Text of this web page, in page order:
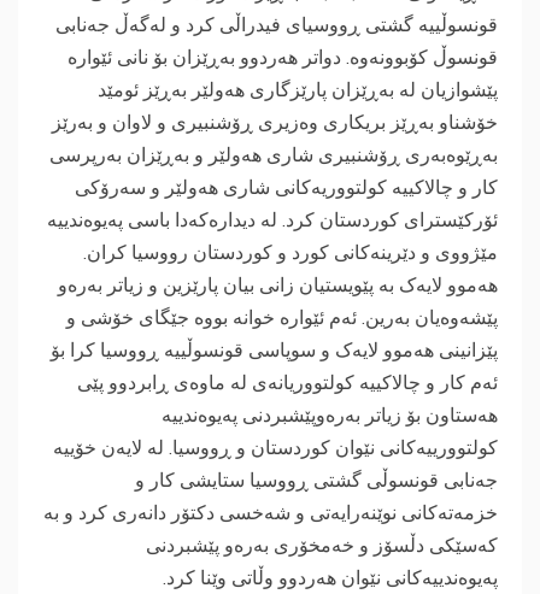
قونسوڵییە گشتی ڕووسیای فیدراڵی کرد و لەگەڵ جەنابی
قونسوڵ کۆبوونەوە. دواتر هەردوو بەڕێزان بۆ نانی ئێوارە
پێشوازیان لە بەڕێزان پارێزگاری هەولێر بەڕێز ئومێد
خۆشناو بەڕێز بریکاری وەزیری ڕۆشنبیری و لاوان و بەرێز
بەڕێوەبەری ڕۆشنبیری شاری هەولێر و بەڕێزان بەرپرسی
کار و چالاکییە کولتووریەکانی شاری هەولێر و سەرۆکی
ئۆرکێسترای کوردستان کرد. لە دیدارەکەدا باسی پەیوەندییە
مێژووی و دێرینەکانی کورد و کوردستان رووسیا کران.
هەموو لایەک بە پێویستیان زانی بیان پارێزین و زیاتر بەرەو
پێشەوەیان بەرین. ئەم ئێوارە خوانە بووە جێگای خۆشی و
پێزانینی هەموو لایەک و سوپاسی قونسوڵییە ڕووسیا کرا بۆ
ئەم کار و چالاکییە کولتووریانەی لە ماوەی ڕابردوو پێی
هەستاون بۆ زیاتر بەرەوپێشبردنی پەیوەندییە
کولتوورییەکانی نێوان کوردستان و ڕووسیا. لە لایەن خۆییە
جەنابی قونسوڵی گشتی ڕووسیا ستایشی کار و
خزمەتەکانی نوێنەرایەتی و شەخسی دکتۆر دانەری کرد و بە
کەسێکی دڵسۆز و خەمخۆری بەرەو پێشبردنی
پەیوەندییەکانی نێوان هەردوو وڵاتی وێنا کرد.